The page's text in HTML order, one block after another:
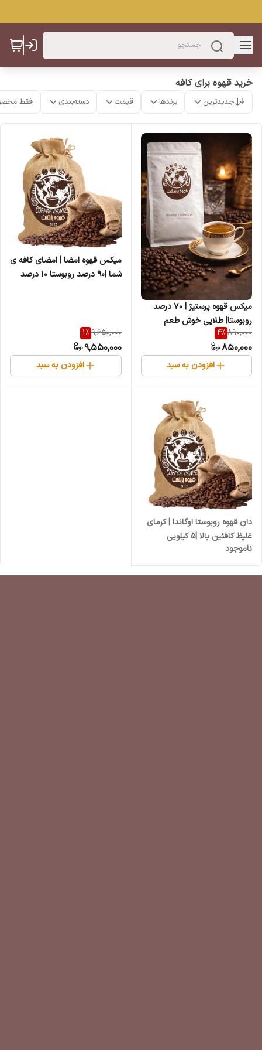
خرید قهوه برای کافه
جدیدترین برندها قیمت دسته‌بندی فقط
میکس قهوه پرستیژ | ۷۰ درصد
روبوستا| طلایی خوش طعم
890,000
4%
850,000
افزودن به سبد
میکس قهوه امضا | امضای کافه ی
شما |۹۰ درصد روبوستا ۱۰ درصد
9,650,000
1%
9,550,000
افزودن به سبد
دان قهوه روبوستا اوگاندا | کرمای
غلیظ کافئین بالا |۵ کیلویی
ناموجود